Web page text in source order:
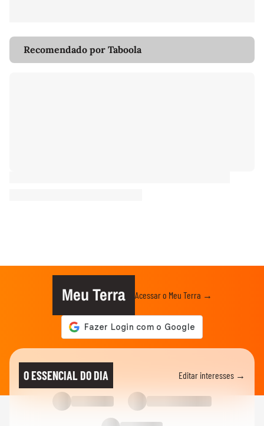
Recomendado por Taboola
Meu Terra Acessar o Meu Terra →
O ESSENCIAL DO DIA Editar interesses →